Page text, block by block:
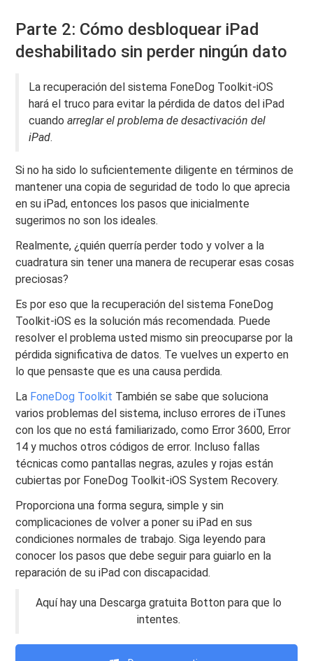
Parte 2: Cómo desbloquear iPad
deshabilitado sin perder ningún dato
La recuperación del sistema FoneDog Toolkit-iOS
hará el truco para evitar la pérdida de datos del iPad
cuandoarreglar el problema de desactivación del
iPad.
Si no ha sido lo suficientemente diligente en términos de
mantener una copia de seguridad de todo lo que aprecia
en su iPad, entonces los pasos que inicialmente
sugerimos no son los ideales.
Realmente, ¿quién querría perder todo y volver a la
cuadratura sin tener una manera de recuperar esas cosas
preciosas?
Es por eso que la recuperación del sistema FoneDog
Toolkit-iOS es la solución más recomendada. Puede
resolver el problema usted mismo sin preocuparse por la
pérdida significativa de datos. Te vuelves un experto en
lo que pensaste que es una causa perdida.
La FoneDog Toolkit También se sabe que soluciona
varios problemas del sistema, incluso errores de iTunes
con los que no está familiarizado, como Error 3600, Error
14 y muchos otros códigos de error. Incluso fallas
técnicas como pantallas negras, azules y rojas están
cubiertas por FoneDog Toolkit-iOS System Recovery.
Proporciona una forma segura, simple y sin
complicaciones de volver a poner su iPad en sus
condiciones normales de trabajo. Siga leyendo para
conocer los pasos que debe seguir para guiarlo en la
reparación de su iPad con discapacidad.
Aquí hay una Descarga gratuita Botton para que lo
intentes.